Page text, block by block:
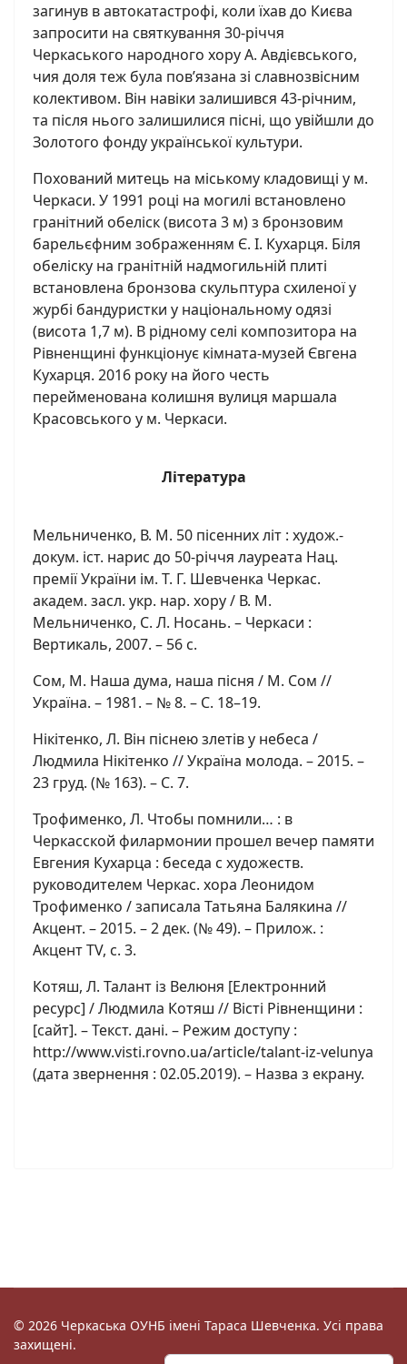
загинув в автокатастрофі, коли їхав до Києва
запросити на святкування 30-річчя
Черкаського народного хору А. Авдієвського,
чия доля теж була пов’язана зі славнозвісним
колективом. Він навіки залишився 43-річним,
та після нього залишилися пісні, що увійшли до
Золотого фонду української культури.
Похований митець на міському кладовищі у м.
Черкаси. У 1991 році на могилі встановлено
гранітний обеліск (висота 3 м) з бронзовим
барельєфним зображенням Є. І. Кухарця. Біля
обеліску на гранітній надмогильній плиті
встановлена бронзова скульптура схиленої у
журбі бандуристки у національному одязі
(висота 1,7 м). В рідному селі композитора на
Рівненщині функціонує кімната-музей Євгена
Кухарця. 2016 року на його честь
перейменована колишня вулиця маршала
Красовського у м. Черкаси.
Література
Мельниченко, В. М. 50 пісенних літ : худож.-
докум. іст. нарис до 50-річчя лауреата Нац.
премії України ім. Т. Г. Шевченка Черкас.
академ. засл. укр. нар. хору / В. М.
Мельниченко, С. Л. Носань. – Черкаси :
Вертикаль, 2007. – 56 с.
Сом, М. Наша дума, наша пісня / М. Сом //
Україна. – 1981. – № 8. – С. 18–19.
Нікітенко, Л. Він піснею злетів у небеса /
Людмила Нікітенко // Україна молода. – 2015. –
23 груд. (№ 163). – С. 7.
Трофименко, Л. Чтобы помнили… : в
Черкасской филармонии прошел вечер памяти
Евгения Кухарца : беседа с художеств.
руководителем Черкас. хора Леонидом
Трофименко / записала Татьяна Балякина //
Акцент. – 2015. – 2 дек. (№ 49). – Прилож. :
Акцент TV, с. 3.
Котяш, Л. Талант із Велюня [Електронний
ресурс] / Людмила Котяш // Вісті Рівненщини :
[сайт]. – Текст. дані. – Режим доступу :
http://www.visti.rovno.ua/article/talant-iz-velunya
(дата звернення : 02.05.2019). – Назва з екрану.
© 2026 Черкаська ОУНБ імені Тараса Шевченка. Усі права
захищені.